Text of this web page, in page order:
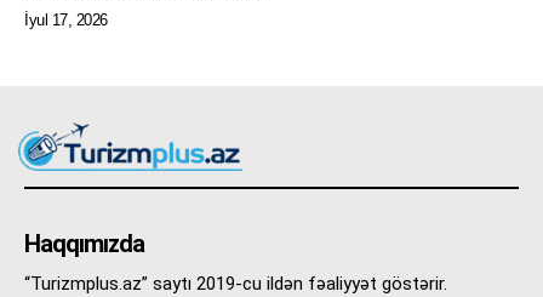
İyul 17, 2026
Haqqımızda
“Turizmplus.az” saytı 2019-cu ildən fəaliyyət göstərir.